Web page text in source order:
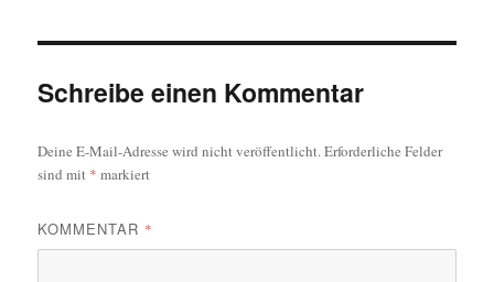
Schreibe einen Kommentar
Deine E-Mail-Adresse wird nicht veröffentlicht.Erforderliche Felder
sind mit * markiert
KOMMENTAR *